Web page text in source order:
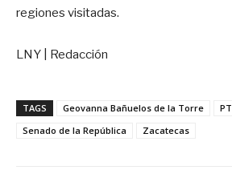
regiones visitadas.
LNY | Redacción
TAGS Geovanna Bañuelos de la Torre
PT
Senado de la República
Zacatecas